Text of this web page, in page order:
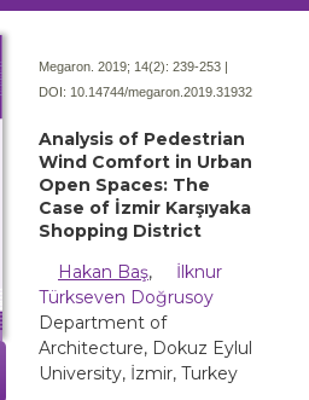
Megaron. 2019; 14(2): 239-253 |
DOI: 10.14744/megaron.2019.31932
Analysis of Pedestrian
Wind Comfort in Urban
Open Spaces: The
Case of İzmir Karşıyaka
Shopping District
Hakan Baş,
İlknur
Türkseven Doğrusoy
Department of
Architecture, Dokuz Eylul
University, İzmir, Turkey